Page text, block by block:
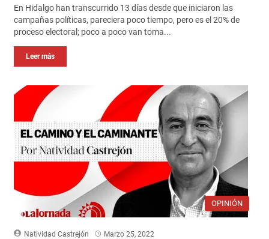
En Hidalgo han transcurrido 13 días desde que iniciaron las
campañas políticas, pareciera poco tiempo, pero es el 20% de
proceso electoral; poco a poco van toma...
Leer más
OPINIÓN
Natividad Castrejón Marzo 25, 2022